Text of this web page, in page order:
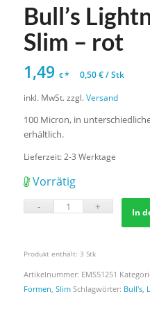
Bull’s
Slim – rot
1,49 €* 0,50€/Stk
inkl. MwSt. zzgl. Versand
100 Micron, in
erhältlich.
Lieferzeit: 2-3 Werktage
Vorrätig
In
Produkt enthält: 3 Stk
Artikelnummer: EMS51251
Formen, Slim Schlagwörter: Bull's,